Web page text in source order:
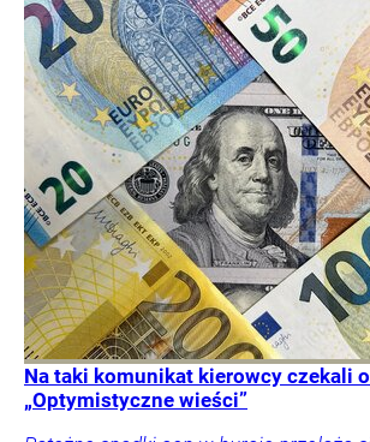
Na taki komunikat kierowcy czekali
„Optymistyczne wieści”